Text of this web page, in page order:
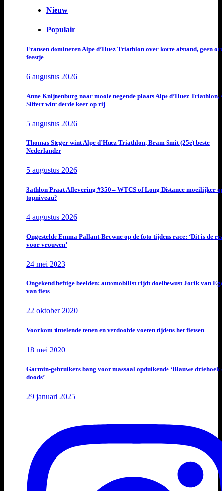
Nieuw
Populair
Fransen domineren Alpe d’Huez Triathlon over korte afstand, geen
feestje
6 augustus 2026
Anne Knijnenburg naar mooie negende plaats Alpe d’Huez Triathlon,
Siffert wint derde keer op rij
5 augustus 2026
Thomas Steger wint Alpe d’Huez Triathlon, Bram Smit (25e) beste
Nederlander
5 augustus 2026
3athlon Praat Aflevering #350 – WTCS of Long Distance moeilijker
topniveau?
4 augustus 2026
Ongestelde Emma Pallant-Browne op de foto tijdens race: ‘Dit is de
voor vrouwen’
24 mei 2023
Ongekend heftige beelden: automobilist rijdt doelbewust Jorik van
van fiets
22 oktober 2020
Voorkom tintelende tenen en verdoofde voeten tijdens het fietsen
18 mei 2020
Garmin-gebruikers bang voor massaal opduikende ‘Blauwe driehoek
doods’
29 januari 2025